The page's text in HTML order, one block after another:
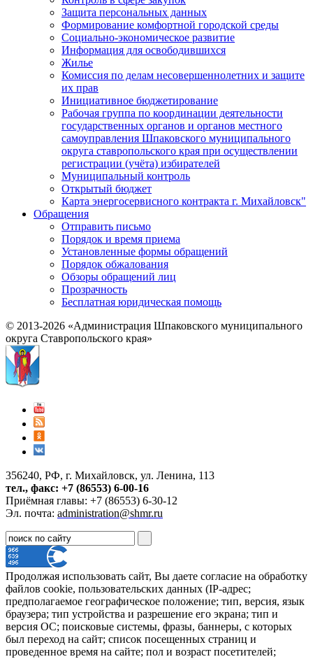
Защита персональных данных
Формирование комфортной городской среды
Социально-экономическое развитие
Информация для освободившихся
Жилье
Комиссия по делам несовершеннолетних и защите
их прав
Инициативное бюджетирование
Рабочая группа по координации деятельности
государственных органов и органов местного
самоуправления Шпаковского муниципального
округа ставропольского края при осуществлении
регистрации (учёта) избирателей
Муниципальный контроль
Открытый бюджет
Карта энергосервисного контракта г. Михайловск"
Обращения
Отправить письмо
Порядок и время приема
Установленные формы обращений
Порядок обжалования
Обзоры обращений лиц
Прозрачность
Бесплатная юридическая помощь
© 2013-2026 «Администрация Шпаковского муниципального
округа Ставропольского края»
356240, РФ, г. Михайловск, ул. Ленина, 113
тел., факс: +7 (86553) 6-00-16
Приёмная главы: +7 (86553) 6-30-12
Эл. почта: administration@shmr.ru
Продолжая использовать сайт, Вы даете согласие на обработку
файлов cookie, пользовательских данных (IP-адрес;
предполагаемое географическое положение; тип, версия, язык
браузера; тип устройства и разрешение его экрана; тип и
версия ОС; поисковые системы, фразы, баннеры, с которых
был переход на сайт; список посещенных страниц и
проведенное время на сайте; пол и возраст посетителей;